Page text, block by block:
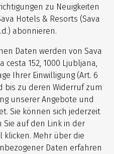
zu Neuigkeiten
Hotels & Resorts (Sava
abonnieren.
Daten werden von Sava
cesta 152, 1000 Ljubljana,
Ihrer Einwilligung (Art. 6
bis zu deren Widerruf zum
unserer Angebote und
Sie können sich jederzeit
auf den Link in der
klicken. Mehr über die
Daten erfahren